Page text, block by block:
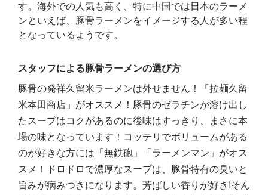
す。海外での人気も高く、特に中国では日本のラーメ
ンといえば、豚骨ラーメンをイメージする人が多い程
となっているようです。
スタッフによる豚骨ラーメンの選び方
豚骨の発祥久留米ラーメンは外せません！「拉麺久留
米本田商店」がオススメ！豚骨のゼラチンが溶け出し
たスープはコクがあるのに後味はすっきり、まさに本
場の味となっています！コッテリでボリュームがある
のが好きな方には「無鉄砲」「ラーメンマン」がオス
スメ！ドロドロで濃厚なスープは、豚骨特有の臭いと
旨みが病みつきになります。芳ばしい香りが好き!そん